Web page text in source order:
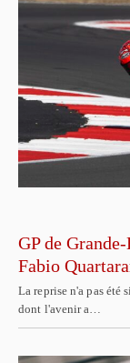
GP de
Fabio
La reprise n'a pas été
dont l'avenir a…